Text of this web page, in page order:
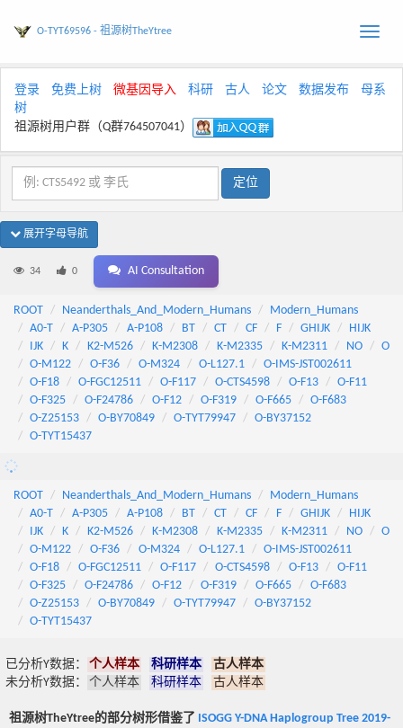
Toggle
O-TYT69596 - 祖源树TheYtree
登录 免费上树 微基因导入 科研 古人 论文 数据发布
母系
树
祖源树用户群（Q群764507041）
展开字母导航
34 0 AI Consultation
ROOT Neanderthals_And_Modern_Humans
Modern_Humans
A0-T
A-P305 A-P108 BT CT CF F GHIJK
HIJK
IJK
K K2-M526 K-M2308 K-M2335 K-M2311 NO
O
O-M122
O-F36 O-M324 O-L127.1
O-IMS-JST002611
O-F18
O-FGC12511 O-F117 O-CTS4598 O-F13
O-F11
O-F325
O-F24786 O-F12 O-F319 O-F665
O-F683
O-Z25153
O-BY70849 O-TYT79947
O-BY37152
O-TYT15437
ROOT Neanderthals_And_Modern_Humans
Modern_Humans
A0-T
A-P305 A-P108 BT CT CF F GHIJK
HIJK
IJK
K K2-M526 K-M2308 K-M2335 K-M2311 NO
O
O-M122
O-F36 O-M324 O-L127.1
O-IMS-JST002611
O-F18
O-FGC12511 O-F117 O-CTS4598 O-F13
O-F11
O-F325
O-F24786 O-F12 O-F319 O-F665
O-F683
O-Z25153
O-BY70849 O-TYT79947
O-BY37152
O-TYT15437
已分析Y数据： 个人样本 科研样本
古人样本
未分析Y数据：
个人样本 科研样本 古人样本
祖源树TheYtree的部分树形借鉴了 ISOGG Y-DNA Haplogroup Tree 2019-